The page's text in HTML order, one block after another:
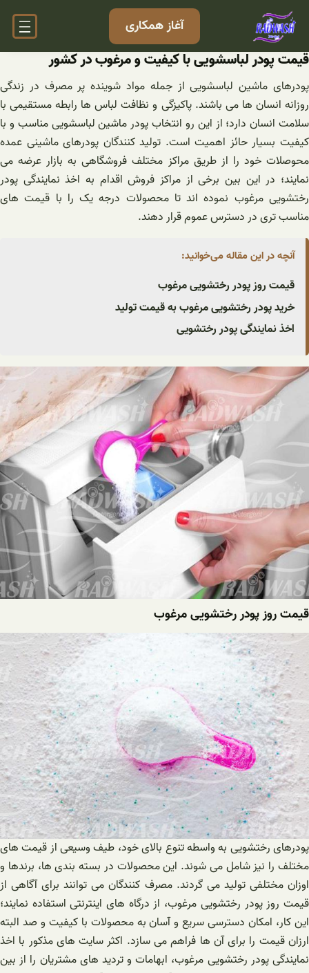
رفتن
آغاز همکاری
قیمت پودر لباسشویی با کیفیت و مرغوب در کشور
پودرهای ماشین لباسشویی از جمله مواد شوینده پر مصرف در زندگی
روزانه انسان ها می باشند. پاکیزگی و نظافت لباس ها رابطه مستقیمی با
سلامت انسان دارد؛ از این رو انتخاب پودر ماشین لباسشویی مناسب و با
کیفیت بسیار حائز اهمیت است. تولید کنندگان پودرهای ماشینی عمده
محوصلات خود را از طریق مراکز مختلف فروشگاهی به بازار عرضه می
نمایند؛ در این بین برخی از مراکز فروش اقدام به اخذ نمایندگی پودر
رختشویی مرغوب نموده اند تا محصولات درجه یک را با قیمت های
مناسب تری در دسترس عموم قرار دهند.
آنچه در این مقاله می‌خوانید:
قیمت روز پودر رختشویی مرغوب
خرید پودر رختشویی مرغوب به قیمت تولید
اخذ نمایندگی پودر رختشویی
قیمت روز پودر رختشویی مرغوب
پودرهای رختشویی به واسطه تنوع بالای خود، طیف وسیعی از قیمت های
مختلف را نیز شامل می شوند. این محصولات در بسته بندی ها، برندها و
اوزان مختلفی تولید می گردند. مصرف کنندگان می توانند برای آگاهی از
قیمت روز پودر رختشویی مرغوب، از درگاه های اینترنتی استفاده نمایند؛
این کار، امکان دسترسی سریع و آسان به محصولات با کیفیت و صد البته
ارزان قیمت را برای آن ها فراهم می سازد. اکثر سایت های مذکور با اخذ
نمایندگی پودر رختشویی مرغوب، ابهامات و تردید های مشتریان را از بین